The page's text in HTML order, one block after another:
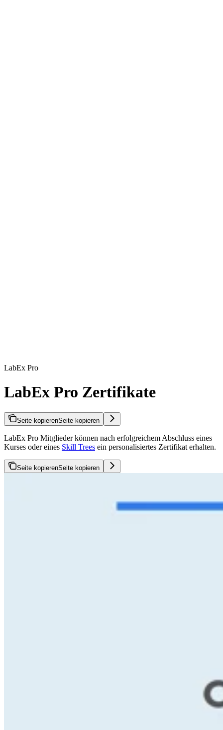
LabEx Pro
LabEx Pro Zertifikate
Seite kopierenSeite kopieren
LabEx Pro Mitglieder können nach erfolgreichem Abschluss eines
Kurses oder eines Skill Trees ein personalisiertes Zertifikat erhalten.
Seite kopierenSeite kopieren